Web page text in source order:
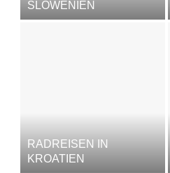
SLOWENIEN
RADREISEN IN
KROATIEN